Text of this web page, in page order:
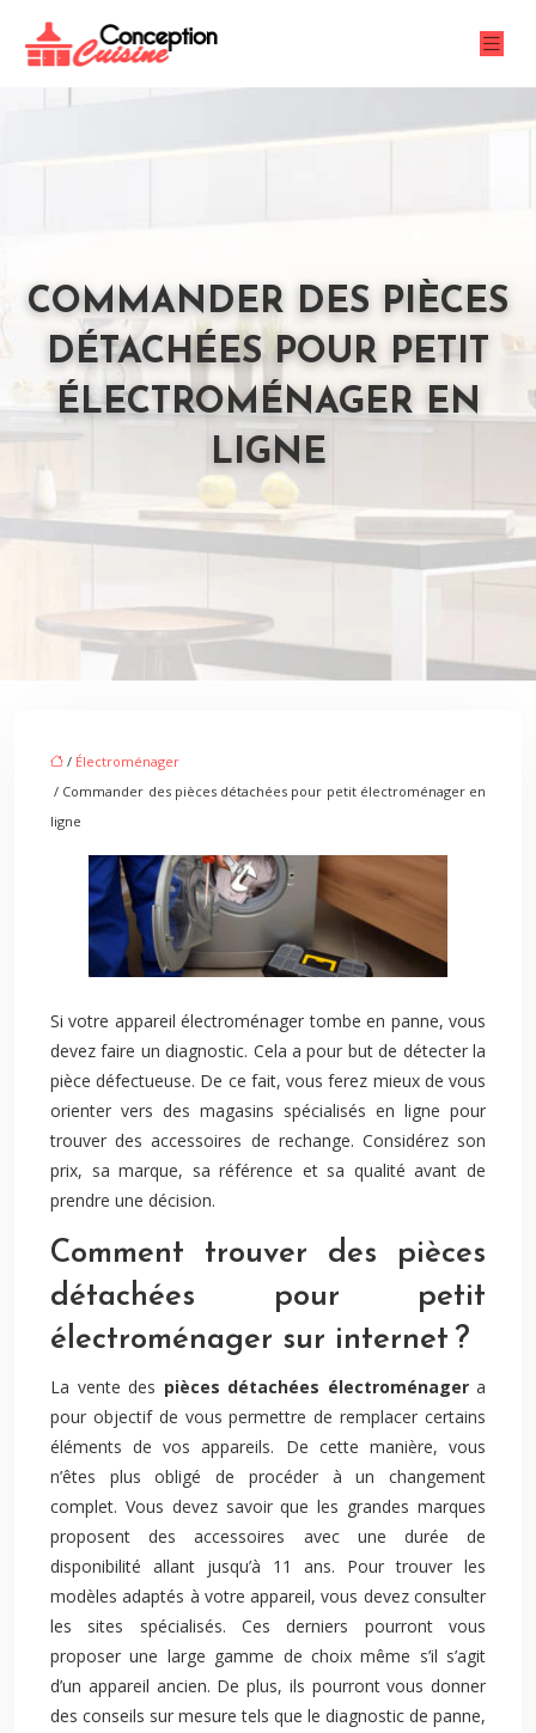
COMMANDER DES PIÈCES
DÉTACHÉES POUR PETIT
ÉLECTROMÉNAGER EN
LIGNE
/ Électroménager
/ Commander des pièces détachées pour petit électroménager en
ligne
Si votre appareil électroménager tombe en panne, vous
devez faire un diagnostic. Cela a pour but de détecter la
pièce défectueuse. De ce fait, vous ferez mieux de vous
orienter vers des magasins spécialisés en ligne pour
trouver des accessoires de rechange. Considérez son
prix, sa marque, sa référence et sa qualité avant de
prendre une décision.
Comment trouver des pièces
détachées pour petit
électroménager sur internet ?
La vente des pièces détachées électroménager a
pour objectif de vous permettre de remplacer certains
éléments de vos appareils. De cette manière, vous
n’êtes plus obligé de procéder à un changement
complet. Vous devez savoir que les grandes marques
proposent des accessoires avec une durée de
disponibilité allant jusqu’à 11 ans. Pour trouver les
modèles adaptés à votre appareil, vous devez consulter
les sites spécialisés. Ces derniers pourront vous
proposer une large gamme de choix même s’il s’agit
d’un appareil ancien. De plus, ils pourront vous donner
des conseils sur mesure tels que le diagnostic de panne,